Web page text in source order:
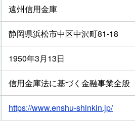
遠州信用金庫
静岡県浜松市中区中沢町81-18
1950年3月13日
信用金庫法に基づく金融事業全般
https://www.enshu-shinkin.jp/